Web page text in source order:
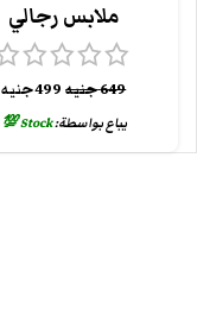
ملابس رجالي
649جنيه 499جنيه
يباع بواسطة:Stock 💯